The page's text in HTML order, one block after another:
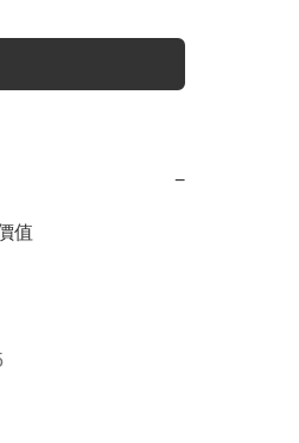
−
值